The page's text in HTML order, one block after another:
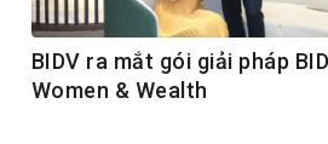
BIDV ra mắt gói giải pháp
Women & Wealth